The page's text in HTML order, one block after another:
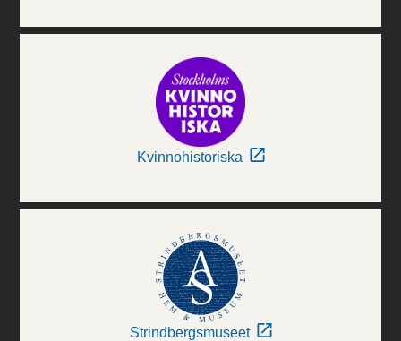
Kvinnohistoriska
Strindbergsmuseet